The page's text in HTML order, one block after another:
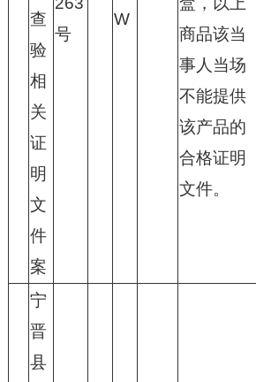
查
验
相
关
证
明
文
件
案
号
W
商品该当
事人当场
不能提供
该产品的
合格证明
文件。
宁
晋
县